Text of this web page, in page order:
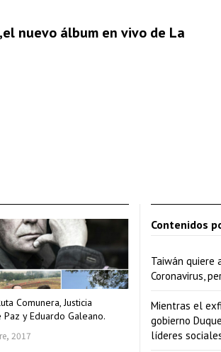
i
o
p
r
a
u
nuevo álbum en vivo de La
Comunera, Justicia
Paz y Eduardo Galeano.
2017
Contenidos
Taiwán quiere
Coronavirus,
Mientras el
gobierno
líderes